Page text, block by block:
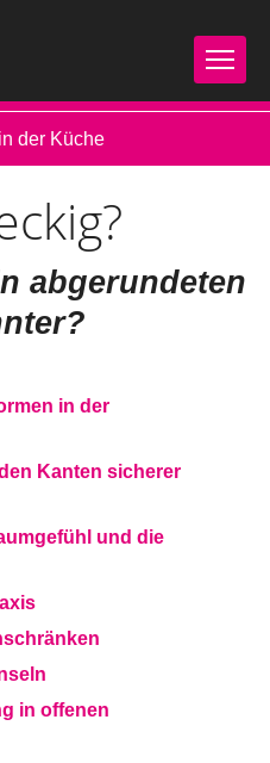
der Küche
abgerundeten
in der
Kanten sicherer
und die
in offenen